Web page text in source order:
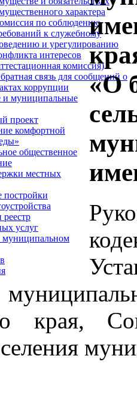
характера
по соблюдению
к служебному
и урегулированию
интересов
комиссия)
связь для сообщений о
коррупции
и муниципальные
проект
комфортной
общественное
местных
постройки
реестр
услуг
«О
края,